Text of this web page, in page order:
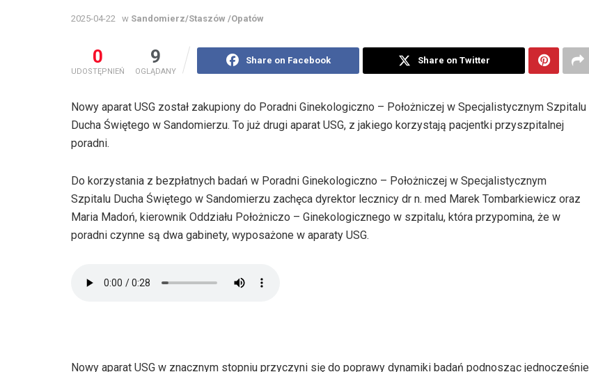
2025-04-22 w Sandomierz/Staszów /Opatów
0
UDOSTĘPNIEŃ
9
OGLĄDANY
Share on Facebook Share on Twitter
Nowy aparat USG został zakupiony do Poradni Ginekologiczno – Położniczej w Specjalistycznym Szpitalu
Ducha Świętego w Sandomierzu. To już drugi aparat USG, z jakiego korzystają pacjentki przyszpitalnej
poradni.
Do korzystania z bezpłatnych badań w Poradni Ginekologiczno – Położniczej w Specjalistycznym
Szpitalu Ducha Świętego w Sandomierzu zachęca dyrektor lecznicy dr n. med Marek Tombarkiewicz oraz
Maria Madoń, kierownik Oddziału Położniczo – Ginekologicznego w szpitalu, która przypomina, że w
poradni czynne są dwa gabinety, wyposażone w aparaty USG.
Nowy aparat USG w znacznym stopniu przyczyni się do poprawy dynamiki badań podnosząc jednocześnie